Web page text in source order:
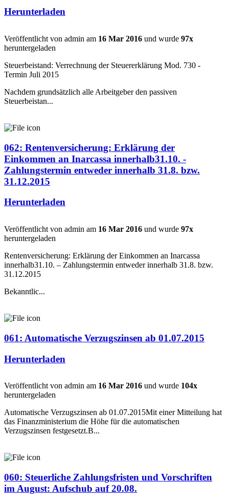
Herunterladen
Veröffentlicht von admin am 16 Mar 2016 und wurde 97x
heruntergeladen
Steuerbeistand: Verrechnung der Steuererklärung Mod. 730 -
Termin Juli 2015
Nachdem grundsätzlich alle Arbeitgeber den passiven
Steuerbeistan...
062: Rentenversicherung: Erklärung der
Einkommen an Inarcassa innerhalb31.10. -
Zahlungstermin entweder innerhalb 31.8. bzw.
31.12.2015
Herunterladen
Veröffentlicht von admin am 16 Mar 2016 und wurde 97x
heruntergeladen
Rentenversicherung: Erklärung der Einkommen an Inarcassa
innerhalb31.10. – Zahlungstermin entweder innerhalb 31.8. bzw.
31.12.2015
Bekanntlic...
061: Automatische Verzugszinsen ab 01.07.2015
Herunterladen
Veröffentlicht von admin am 16 Mar 2016 und wurde 104x
heruntergeladen
Automatische Verzugszinsen ab 01.07.2015Mit einer Mitteilung hat
das Finanzministerium die Höhe für die automatischen
Verzugszinsen festgesetzt.B...
060: Steuerliche Zahlungsfristen und Vorschriften
im August: Aufschub auf 20.08.